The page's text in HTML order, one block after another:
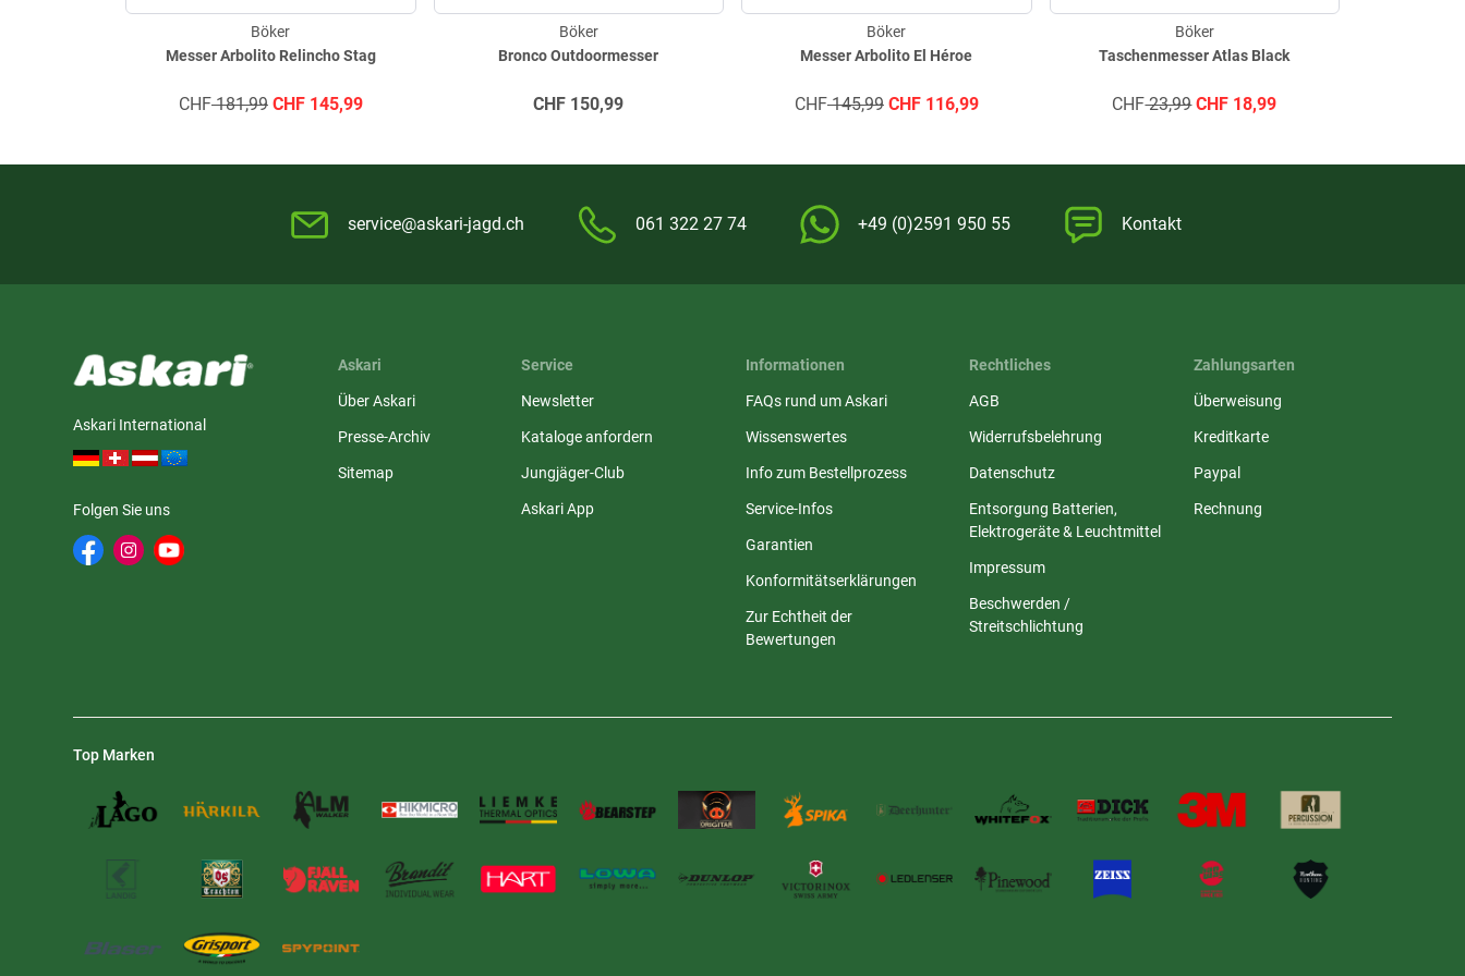
Messer Arbolito Relincho Stag
Böker
CHF181,99 CHF145,99
Bronco Outdoormesser
Böker
CHF 150,99
Messer Arbolito El Héroe
Böker
CHF145,99 CHF116,99
Taschenmesser Atlas Black
Böker
CHF23,99 CHF 18,99
service@askari-jagd.ch 061 322 27 74 +49 (0)2591 950 55 Kontakt
Askari International
Folgen Sie uns
Askari
Über Askari
Presse-Archiv
Sitemap
Service
Newsletter
Kataloge anfordern
Jungjäger-Club
Askari App
Informationen
FAQs rund um Askari
Wissenswertes
Info zum Bestellprozess
Service-Infos
Garantien
Konformitätserklärungen
Zur Echtheit der
Bewertungen
Rechtliches
AGB
Widerrufsbelehrung
Datenschutz
Entsorgung Batterien,
Elektrogeräte & Leuchtmittel
Impressum
Beschwerden /
Streitschlichtung
Zahlungsarten
Überweisung
Kreditkarte
Paypal
Rechnung
Top Marken